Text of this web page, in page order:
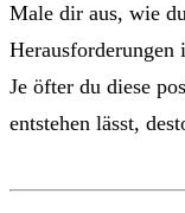
Male dir aus, wie
Je öfter du diese
entstehen lässt,